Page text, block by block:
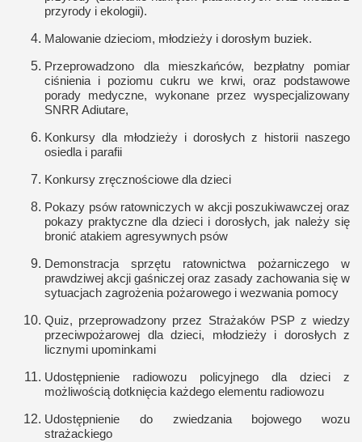
przyrody i ekologii).
Malowanie dzieciom, młodzieży i dorosłym buziek.
Przeprowadzono dla mieszkańców, bezpłatny pomiar
ciśnienia i poziomu cukru we krwi, oraz podstawowe
porady medyczne, wykonane przez wyspecjalizowany
SNRR Adiutare,
Konkursy dla młodzieży i dorosłych z historii naszego
osiedla i parafii
Konkursy zręcznościowe dla dzieci
Pokazy psów ratowniczych w akcji poszukiwawczej oraz
pokazy praktyczne dla dzieci i dorosłych, jak należy się
bronić atakiem agresywnych psów
Demonstracja sprzętu ratownictwa pożarniczego w
prawdziwej akcji gaśniczej oraz zasady zachowania się w
sytuacjach zagrożenia pożarowego i wezwania pomocy
Quiz, przeprowadzony przez Strażaków PSP z wiedzy
przeciwpożarowej dla dzieci, młodzieży i dorosłych z
licznymi upominkami
Udostępnienie radiowozu policyjnego dla dzieci z
możliwością dotknięcia każdego elementu radiowozu
Udostępnienie do zwiedzania bojowego wozu
strażackiego